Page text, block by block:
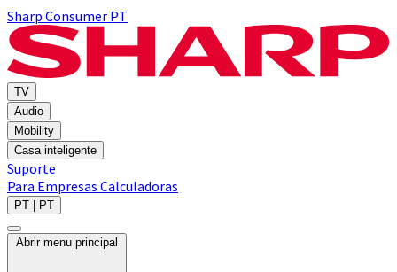
Sharp Consumer PT
TV
Audio
Mobility
Casa inteligente
Suporte
Para Empresas Calculadoras
PT | PT
Abrir menu principal